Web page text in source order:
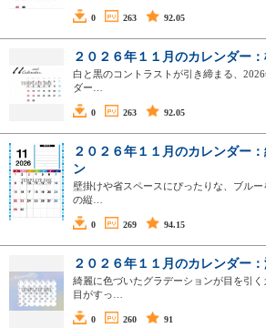
0 263 92.05
２０２６年１１月のカレンダー
白と黒のコントラストが引き締まる、
ダー…
0 263 92.05
２０２６年１１月のカレンダー
ン
壁掛けや省スペースにぴったりな、ブルー
の縦…
0 269 94.15
２０２６年１１月のカレンダー
綺麗に色づいたグラデーションが目を引
目がすっ…
0 260 91